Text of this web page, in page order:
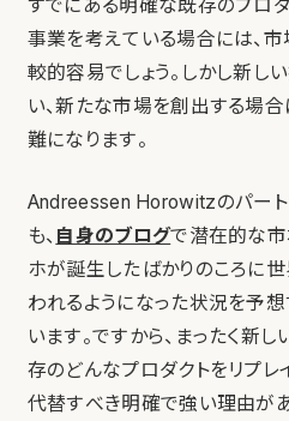
すでにある明確な既存のプロダ
事業を考えている場合には、
較的容易でしょう。しかし新し
い、新たな市場を創出する場
難になります。
Andreessen Horowitzのパー
も、 自身のブログで潜在的な市
ホが誕生したばかりのころに
われるようになった状況を予
います。ですから、まったく新
存のどんなプロダクトをリプレ
代替すべき明確で強い理由が